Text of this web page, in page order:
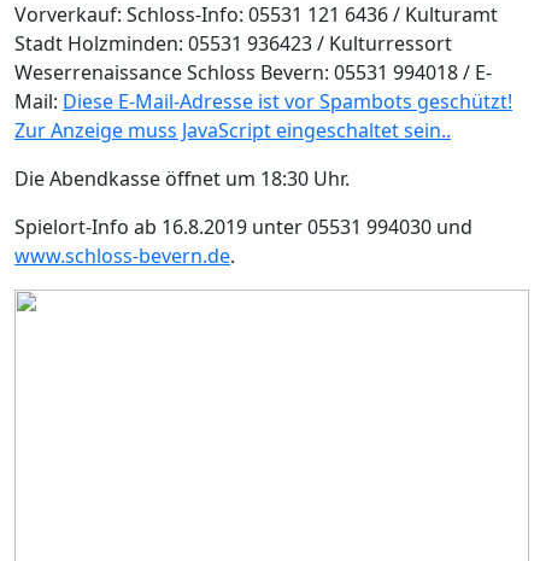
Vorverkauf: Schloss-Info: 05531 121 6436 / Kulturamt
Stadt Holzminden: 05531 936423 / Kulturressort
Weserrenaissance Schloss Bevern: 05531 994018 / E-
Mail: Diese E-Mail-Adresse ist vor Spambots geschützt!
Zur Anzeige muss JavaScript eingeschaltet sein..
Die Abendkasse öffnet um 18:30 Uhr.
Spielort-Info ab 16.8.2019 unter 05531 994030 und
www.schloss-bevern.de.